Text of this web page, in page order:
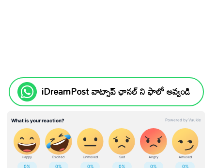
iDreamPost వాట్సాప్ ఛానల్ ని ఫాలో అవ్వండి